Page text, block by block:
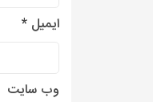
ایمیل *
وب‌ سایت